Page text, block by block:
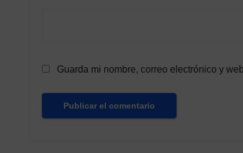
Guarda mi nombre, correo electrónico y